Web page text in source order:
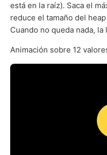
está en la raíz). Saca el
reduce el tamaño del
Cuando no queda nada,
Animación sobre 12